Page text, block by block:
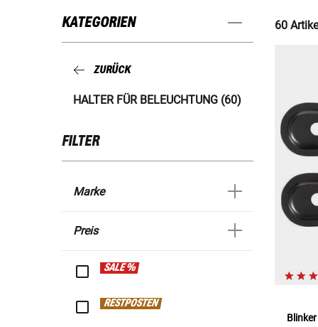
KATEGORIEN
ZURÜCK
HALTER FÜR BELEUCHTUNG (60)
FILTER
Marke
Preis
SALE %
RESTPOSTEN
60